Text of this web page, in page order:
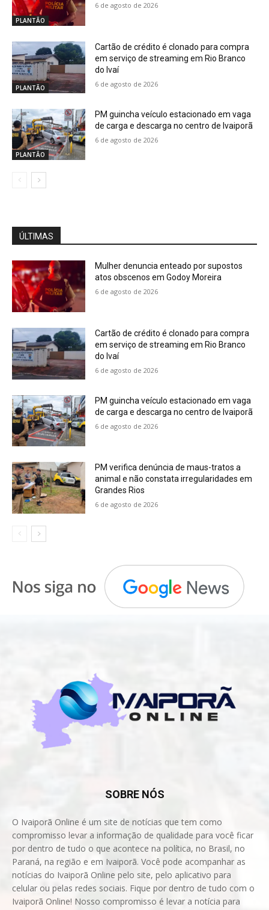
PLANTÃO
6 de agosto de 2026
PLANTÃO
Cartão de crédito é clonado para compra
em serviço de streaming em Rio Branco
do Ivaí
6 de agosto de 2026
PLANTÃO
PM guincha veículo estacionado em vaga
de carga e descarga no centro de Ivaiporã
6 de agosto de 2026
ÚLTIMAS
Mulher denuncia enteado por supostos
atos obscenos em Godoy Moreira
6 de agosto de 2026
Cartão de crédito é clonado para compra
em serviço de streaming em Rio Branco
do Ivaí
6 de agosto de 2026
PM guincha veículo estacionado em vaga
de carga e descarga no centro de Ivaiporã
6 de agosto de 2026
PM verifica denúncia de maus-tratos a
animal e não constata irregularidades em
Grandes Rios
6 de agosto de 2026
SOBRE NÓS
O Ivaiporã Online é um site de notícias que tem como
compromisso levar a informação de qualidade para você ficar
por dentro de tudo o que acontece na política, no Brasil, no
Paraná, na região e em Ivaiporã. Você pode acompanhar as
notícias do Ivaiporã Online pelo site, pelo aplicativo para
celular ou pelas redes sociais. Fique por dentro de tudo com o
Ivaiporã Online! Nosso compromisso é levar a notícia para